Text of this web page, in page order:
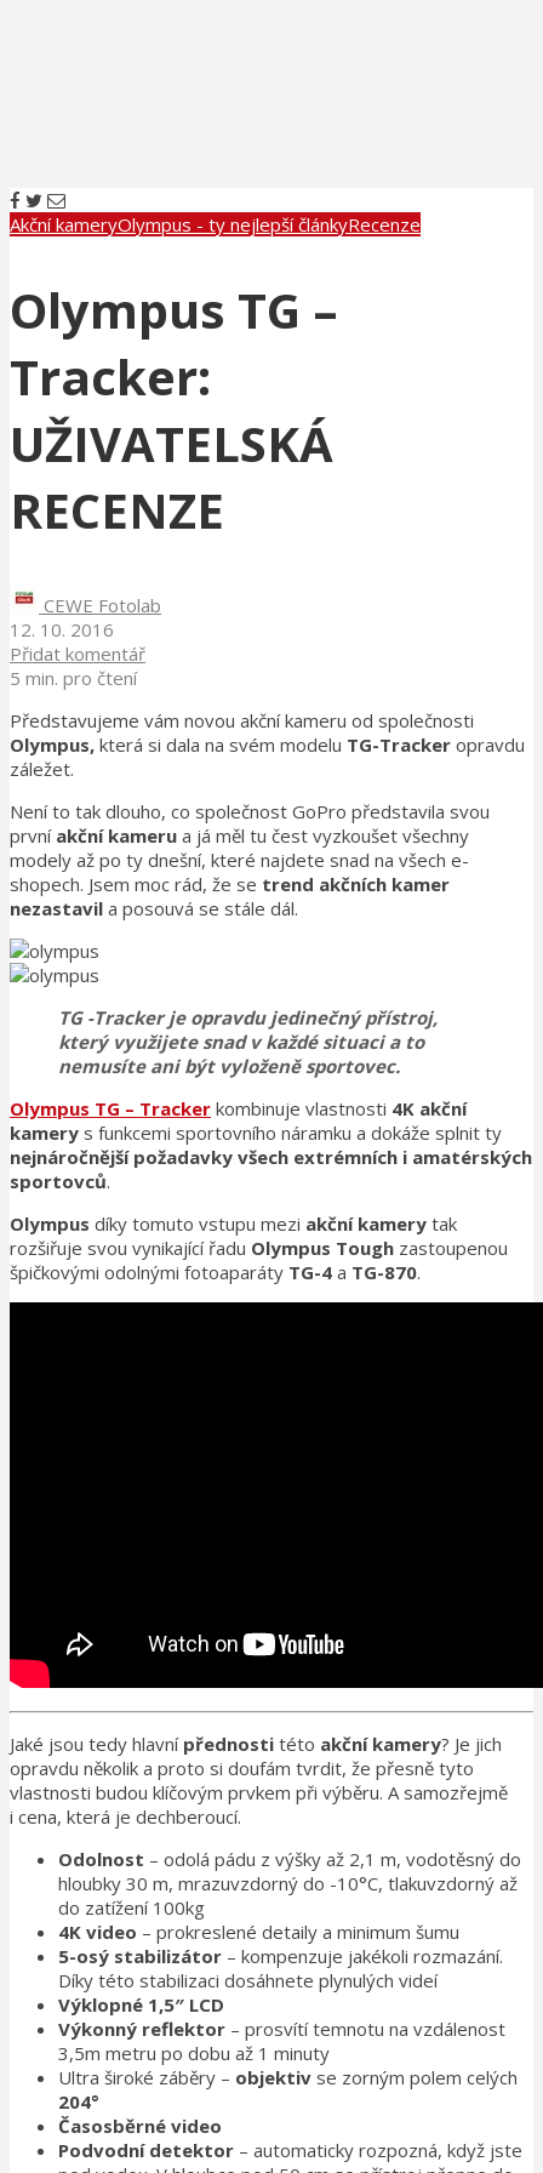
Akční kameryOlympus - ty nejlepší článkyRecenze
Olympus TG –
Tracker:
UŽIVATELSKÁ
RECENZE
CEWE Fotolab
12. 10. 2016
Přidat komentář
5 min. pro čtení
Představujeme vám novou akční kameru od společnosti
Olympus, která si dala na svém modelu TG-Tracker opravdu
záležet.
Není to tak dlouho, co společnost GoPro představila svou
první akční kameru a já měl tu čest vyzkoušet všechny
modely až po ty dnešní, které najdete snad na všech e-
shopech. Jsem moc rád, že se trend akčních kamer
nezastavil a posouvá se stále dál.
TG -Trackerje opravdu jedinečný přístroj,
který využijete snad v každé situaci a to
nemusíte ani být vyloženě sportovec.
Olympus TG – Tracker kombinuje vlastnosti 4K akční
kamery s funkcemi sportovního náramku a dokáže splnit ty
nejnáročnější požadavky všech extrémních i amatérských
sportovců.
Olympus díky tomuto vstupu mezi akční kamery tak
rozšiřuje svou vynikající řadu Olympus Tough zastoupenou
špičkovými odolnými fotoaparáty TG-4 a TG-870.
Jaké jsou tedy hlavní přednosti této akční kamery? Je jich
opravdu několik a proto si doufám tvrdit, že přesně tyto
vlastnosti budou klíčovým prvkem při výběru. A samozřejmě
i cena, která je dechberoucí.
Odolnost – odolá pádu z výšky až 2,1 m, vodotěsný do
hloubky 30 m, mrazuvzdorný do -10°C, tlakuvzdorný až
do zatížení 100kg
4K video – prokreslené detaily a minimum šumu
5-osý stabilizátor – kompenzuje jakékoli rozmazání.
Díky této stabilizaci dosáhnete plynulých videí
Výklopné 1,5″ LCD
Výkonný reflektor – prosvítí temnotu na vzdálenost
3,5m metru po dobu až 1 minuty
Ultra široké záběry – objektiv se zorným polem celých
204°
Časosběrné video
Podvodní detektor – automaticky rozpozná, když jste